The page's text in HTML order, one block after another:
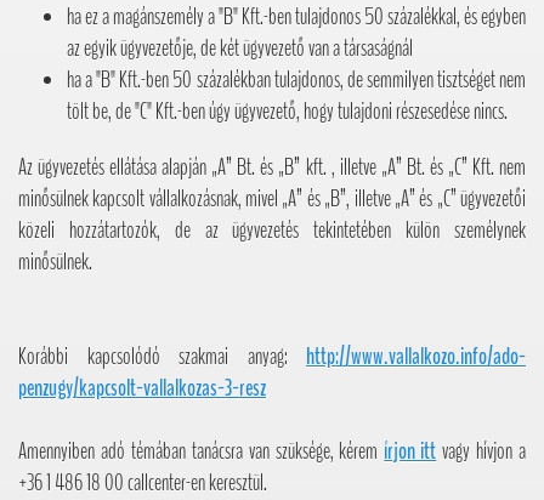
ha ez a magánszemély a "B" Kft.-ben tulajdonos 50 százalékkal, és egyben
az egyik ügyvezetője, de két ügyvezető van a társaságnál
ha a "B" Kft.-ben 50 százalékban tulajdonos, de semmilyen tisztséget nem
tölt be, de "C" Kft.-ben úgy ügyvezető, hogy tulajdoni részesedése nincs.
Az ügyvezetés ellátása alapján „A” Bt. és „B” kft. , illetve „A” Bt. és „C” Kft. nem
minősülnek kapcsolt vállalkozásnak, mivel „A” és „B”, illetve „A” és „C” ügyvezetői
közeli hozzátartozók, de az ügyvezetés tekintetében külön személynek
minősülnek.
Korábbi kapcsolódó szakmai anyag: http://www.vallalkozo.info/ado-
penzugy/kapcsolt-vallalkozas-3-resz
Amennyiben adó témában tanácsra van szüksége, kérem írjon ittvagy hívjon a
+36 1 486 18 00 callcenter-en keresztül.